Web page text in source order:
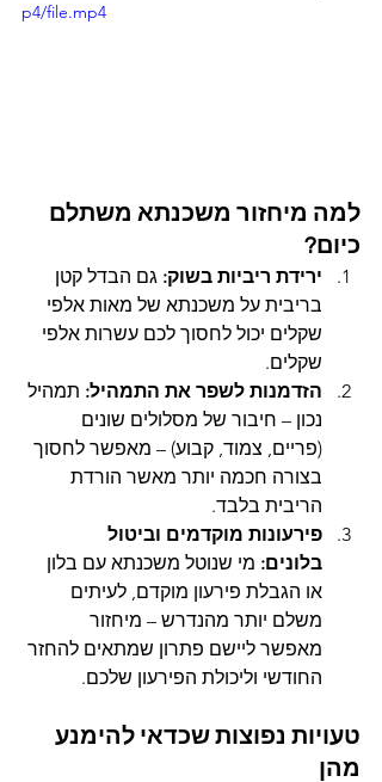
p4/file.mp4
למה מיחזור משכנתא משתלם
כיום?
ירידת ריביות בשוק: גם הבדל קטן
בריבית על משכנתא של מאות אלפי
שקלים יכול לחסוך לכם עשרות אלפי
שקלים.
הזדמנות לשפר את התמהיל: תמהיל
נכון – חיבור של מסלולים שונים
(פריים, צמוד, קבוע) – מאפשר לחסוך
בצורה חכמה יותר מאשר הורדת
הריבית בלבד.
פירעונות מוקדמים וביטול
בלונים: מי שנוטל משכנתא עם בלון
או הגבלת פירעון מוקדם, לעיתים
משלם יותר מהנדרש – מיחזור
מאפשר ליישם פתרון שמתאים להחזר
החודשי וליכולת הפירעון שלכם.
טעויות נפוצות שכדאי להימנע
מהן